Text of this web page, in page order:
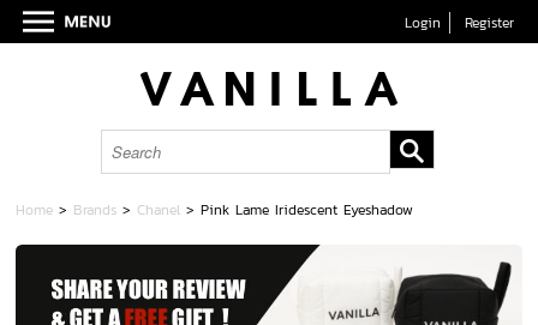
Login Register
Home > Brands > Chanel >Pink Lame Iridescent Eyeshadow